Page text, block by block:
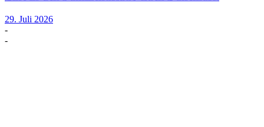
29. Juli 2026
-
-